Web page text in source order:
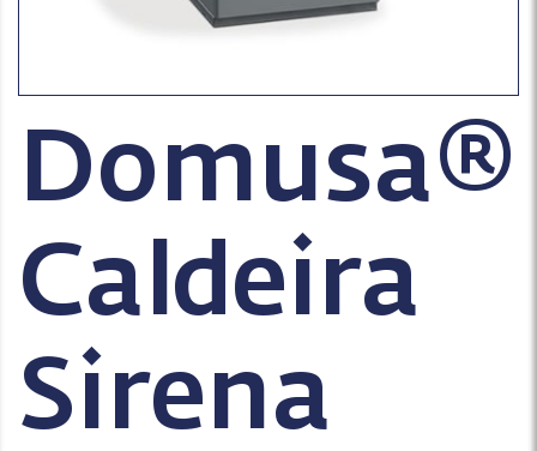
Domusa®
Caldeira
Sirena